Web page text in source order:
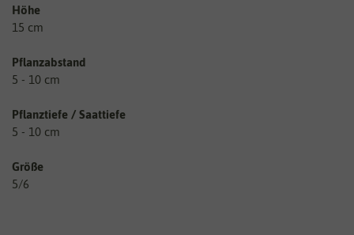
Höhe
15 cm
Pflanzabstand
5 - 10 cm
Pflanztiefe / Saattiefe
5 - 10 cm
Größe
5/6